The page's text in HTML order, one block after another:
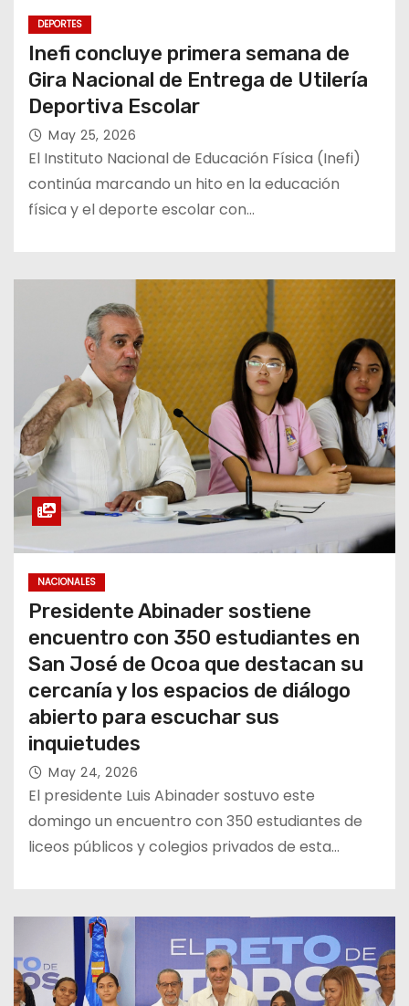
DEPORTES
Inefi concluye primera semana de
Gira Nacional de Entrega de Utilería
Deportiva Escolar
May 25, 2026
El Instituto Nacional de Educación Física (Inefi)
continúa marcando un hito en la educación
física y el deporte escolar con…
NACIONALES
Presidente Abinader sostiene
encuentro con 350 estudiantes en
San José de Ocoa que destacan su
cercanía y los espacios de diálogo
abierto para escuchar sus
inquietudes
May 24, 2026
El presidente Luis Abinader sostuvo este
domingo un encuentro con 350 estudiantes de
liceos públicos y colegios privados de esta…